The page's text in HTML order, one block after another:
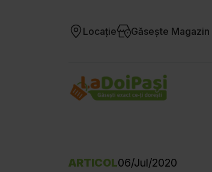
Locație Găsește Magazin
ARTICOL06/Jul/2020